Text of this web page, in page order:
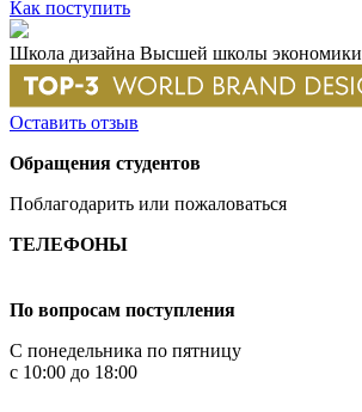
Как поступить
Школа дизайна Высшей школы экономики
Оставить отзыв
Обращения студентов
Поблагодарить или пожаловаться
ТЕЛЕФОНЫ
По вопросам поступления
С понедельника по пятницу
с 10:00 до 18:00